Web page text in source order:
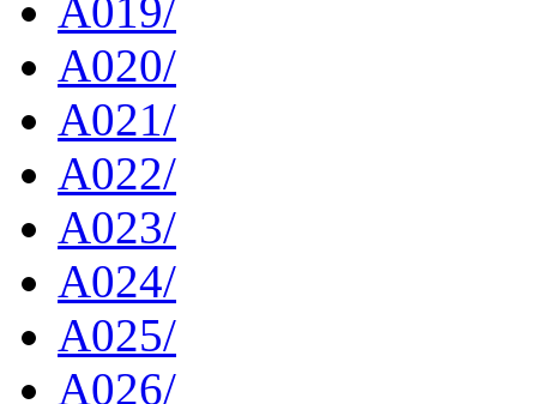
A019/
A020/
A021/
A022/
A023/
A024/
A025/
A026/